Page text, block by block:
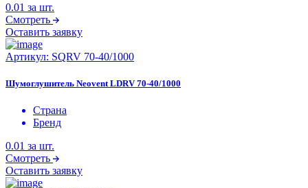
0.01 за шт.
Смотреть
Оставить заявку
Артикул: SQRV 70-40/1000
Шумоглушитель Neovent LDRV 70-40/1000
Страна
Бренд
0.01 за шт.
Смотреть
Оставить заявку